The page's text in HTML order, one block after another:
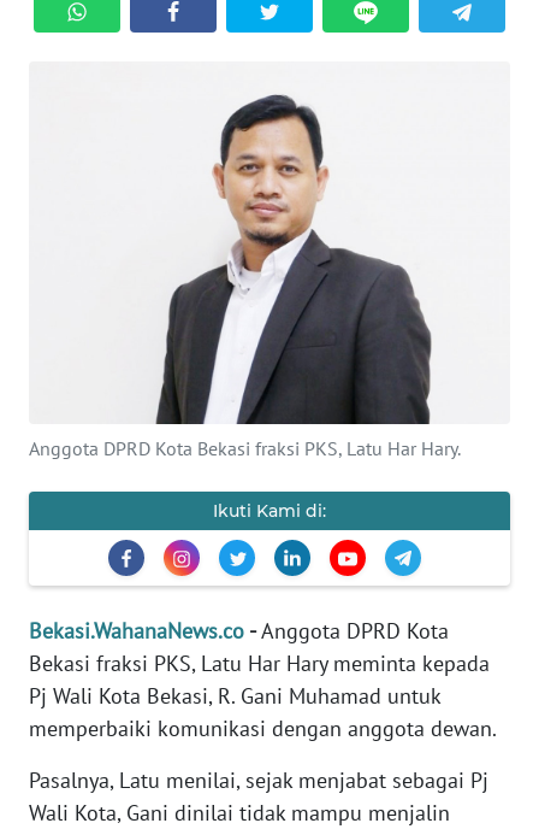
Anggota DPRD Kota Bekasi fraksi PKS, Latu Har Hary.
Ikuti Kami di:
Bekasi.WahanaNews.co -Anggota DPRD Kota
Bekasi fraksi PKS, Latu Har Hary meminta kepada
Pj Wali Kota Bekasi, R. Gani Muhamad untuk
memperbaiki komunikasi dengan anggota dewan.
Pasalnya, Latu menilai, sejak menjabat sebagai Pj
Wali Kota, Gani dinilai tidak mampu menjalin
SERBI
PEDOMAN
MEDIA
KARIR
DISCLAIMER